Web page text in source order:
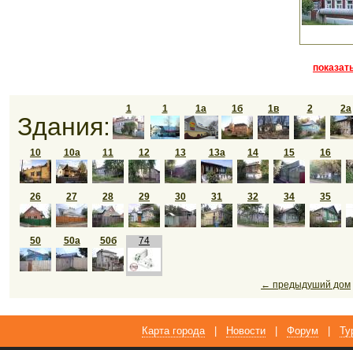
Здания:
1 1 1а 1б 1в 2 2а
10 10а 11 12 13 13а 14 15 16
26 27 28 29 30 31 32 34 35
50 50а 50б 74
← предыдуший дом
Карта города Новости Форум